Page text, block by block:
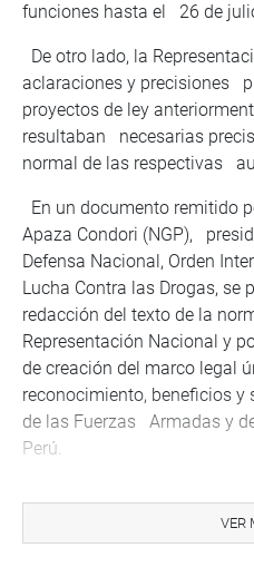
funciones hasta el 26 de
De otro lado, la
aclaraciones y precisiones
proyectos de ley
resultaban necesarias
normal de las respectivas
En un documento remitido
Apaza Condori (NGP),
Defensa Nacional, Orden
Lucha Contra las Drogas, se
redacción del texto de la
Representación Nacional y
de creación del marco legal
reconocimiento, beneficios y
de las Fuerzas Armadas y
Perú.
De igual modo, y con
una aclaración y
VER